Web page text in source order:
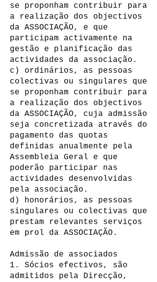
se proponham contribuir para
a realização dos objectivos
da ASSOCIAÇÃO, e que
participam activamente na
gestão e planificação das
actividades da associação.
c) ordinários, as pessoas
colectivas ou singulares que
se proponham contribuir para
a realização dos objectivos
da ASSOCIAÇÃO, cuja admissão
seja concretizada através do
pagamento das quotas
definidas anualmente pela
Assembleia Geral e que
poderão participar nas
actividades desenvolvidas
pela associação.
d) honorários, as pessoas
singulares ou colectivas que
prestam relevantes serviços
em prol da ASSOCIAÇÃO.
Admissão de associados
1. Sócios efectivos, são
admitidos pela Direcção,